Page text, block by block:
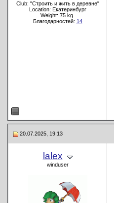
Club: "Строить и жить в деревне"
Location: Екатеринбург
Weight: 75 kg.
Благодарностей: 14
20.07.2025, 19:13
lalex
winduser